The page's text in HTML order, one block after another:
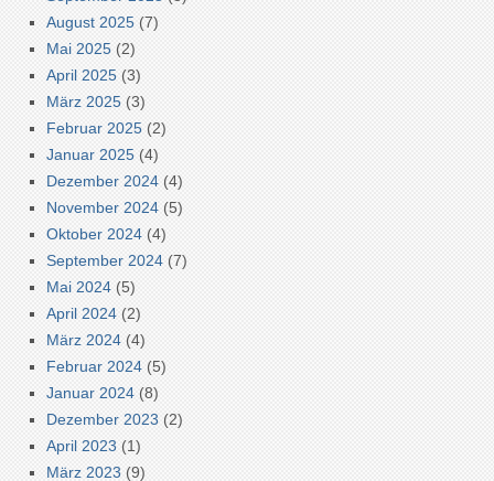
August 2025 (7)
Mai 2025 (2)
April 2025 (3)
März 2025 (3)
Februar 2025 (2)
Januar 2025 (4)
Dezember 2024 (4)
November 2024 (5)
Oktober 2024 (4)
September 2024 (7)
Mai 2024 (5)
April 2024 (2)
März 2024 (4)
Februar 2024 (5)
Januar 2024 (8)
Dezember 2023 (2)
April 2023 (1)
März 2023 (9)